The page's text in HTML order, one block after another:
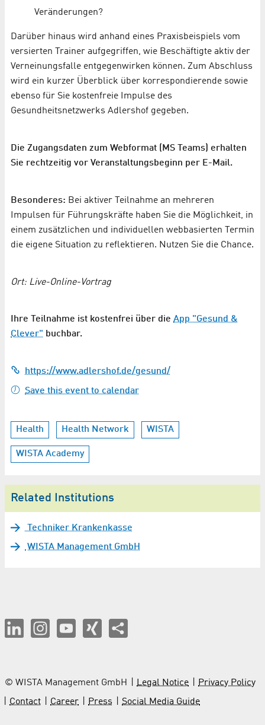
Veränderungen?
Darüber hinaus wird anhand eines Praxisbeispiels vom
versierten Trainer aufgegriffen, wie Beschäftigte aktiv der
Verneinungsfalle entgegenwirken können. Zum Abschluss
wird ein kurzer Überblick über korrespondierende sowie
ebenso für Sie kostenfreie Impulse des
Gesundheitsnetzwerks Adlershof gegeben.
Die Zugangsdaten zum Webformat (MS Teams) erhalten
Sie rechtzeitig vor Veranstaltungsbeginn per E-Mail.
Besonderes: Bei aktiver Teilnahme an mehreren
Impulsen für Führungskräfte haben Sie die Möglichkeit, in
einem zusätzlichen und individuellen webbasierten Termin
die eigene Situation zu reflektieren. Nutzen Sie die Chance.
Ort: Live-Online-Vortrag
Ihre Teilnahme ist kostenfrei über die App "Gesund &
Clever" buchbar.
https://www.adlershof.de/gesund/
Save this event to calendar
Health Health Network WISTA
WISTA Academy
Related Institutions
Techniker Krankenkasse
WISTA Management GmbH
© WISTA Management GmbH Legal Notice
Privacy Policy
Contact
Career Press Social Media Guide